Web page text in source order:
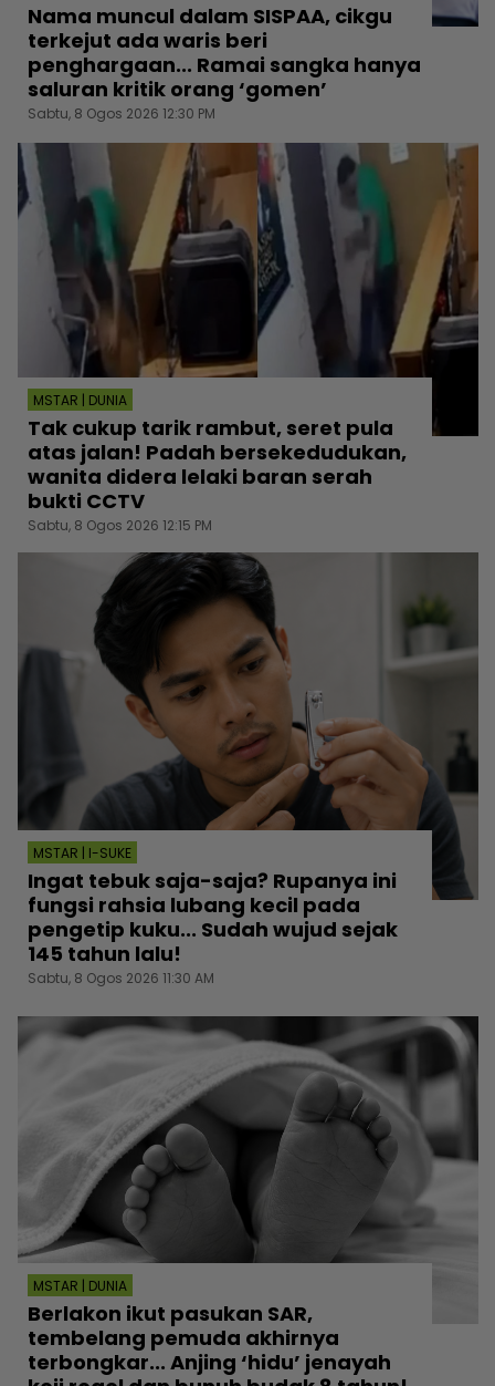
Nama muncul dalam SISPAA, cikgu
terkejut ada waris beri
penghargaan... Ramai sangka hanya
saluran kritik orang ‘gomen’
Sabtu, 8 Ogos 2026 12:30 PM
MSTAR | DUNIA
Tak cukup tarik rambut, seret pula
atas jalan! Padah bersekedudukan,
wanita didera lelaki baran serah
bukti CCTV
Sabtu, 8 Ogos 2026 12:15 PM
MSTAR | I-SUKE
Ingat tebuk saja-saja? Rupanya ini
fungsi rahsia lubang kecil pada
pengetip kuku... Sudah wujud sejak
145 tahun lalu!
Sabtu, 8 Ogos 2026 11:30 AM
MSTAR | DUNIA
Berlakon ikut pasukan SAR,
tembelang pemuda akhirnya
terbongkar... Anjing ‘hidu’ jenayah